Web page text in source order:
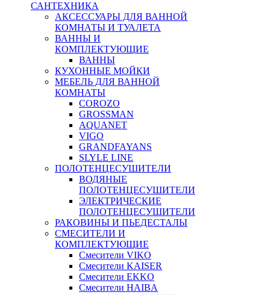
САНТЕХНИКА
АКСЕССУАРЫ ДЛЯ ВАННОЙ
КОМНАТЫ И ТУАЛЕТА
ВАННЫ И
КОМПЛЕКТУЮЩИЕ
ВАННЫ
КУХОННЫЕ МОЙКИ
МЕБЕЛЬ ДЛЯ ВАННОЙ
КОМНАТЫ
COROZO
GROSSMAN
AQUANET
VIGO
GRANDFAYANS
SLYLE LINE
ПОЛОТЕНЦЕСУШИТЕЛИ
ВОДЯНЫЕ
ПОЛОТЕНЦЕСУШИТЕЛИ
ЭЛЕКТРИЧЕСКИЕ
ПОЛОТЕНЦЕСУШИТЕЛИ
РАКОВИНЫ И ПЬЕДЕСТАЛЫ
СМЕСИТЕЛИ И
КОМПЛЕКТУЮЩИЕ
Смесители VIKO
Смесители KAISER
Смесители EKKO
Смесители HAIBA